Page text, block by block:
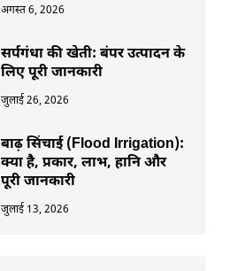
अगस्त 6, 2026
सर्पगंधा की खेती: बंपर उत्पादन के
लिए पूरी जानकारी
जुलाई 26, 2026
बाढ़ सिंचाई (Flood Irrigation):
क्या है, प्रकार, लाभ, हानि और
पूरी जानकारी
जुलाई 13, 2026